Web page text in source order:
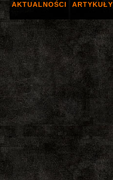
AKTUALNOŚCI ARTYKUŁY